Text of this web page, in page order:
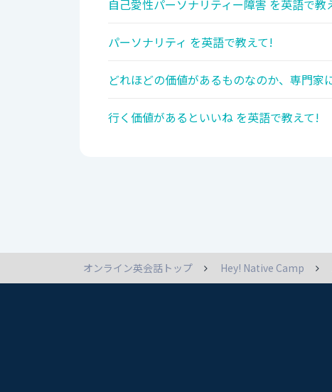
自己愛性パーソナリティー障害 を英語で教
パーソナリティ を英語で教えて!
どれほどの価値があるものなのか、専門家
行く価値があるといいね を英語で教えて!
オンライン英会話トップ Hey! Native Camp